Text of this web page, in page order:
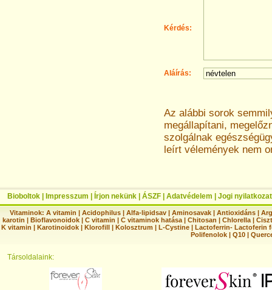
Kérdés:
Aláírás:
Az alábbi sorok
megállapítani,
szolgálnak
leírt vélemények nem
Bioboltok Impresszum Írjon nekünk ÁSZF Adatvédelem Jogi nyilatkozat
Vitaminok: A vitamin |Acidophilus |Alfa-lipidsav |Aminosavak |Antioxidáns |
karotin | Bioflavonoidok | C vitamin | C vitaminok hatása | Chitosan | Chlorella |
K vitamin | Karotinoidok | Klorofill | Kolosztrum | L-Cystine | Lactoferrin- Lactoferin
Polifenolok |Q10 |
Társoldalaink: